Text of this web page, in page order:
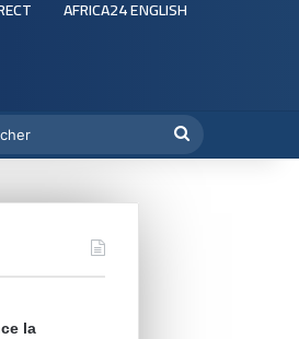
AFRICA24 ENGLISH
la